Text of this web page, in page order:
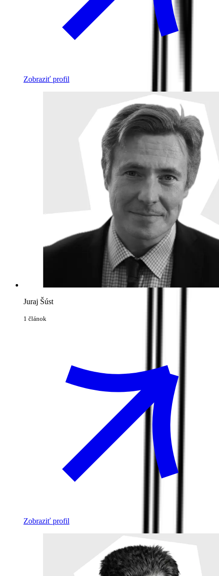
Zobraziť profil
Juraj Šúst
1 článok
Zobraziť profil